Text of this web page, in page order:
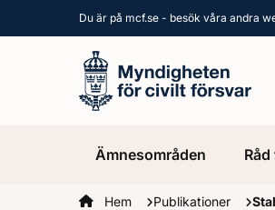
Du är på mcf.se - besök våra andra
Ämnesområden
Startsidan
Hem Publikationer